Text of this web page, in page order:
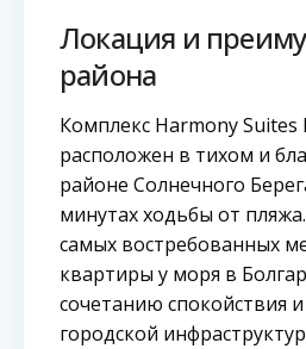
Локация и
района
Комплекс Harmony Suites
расположен в тихом и
районе Солнечного
минутах ходьбы от
самых востребованных
квартиры у моря в
сочетанию спокойствия
городской